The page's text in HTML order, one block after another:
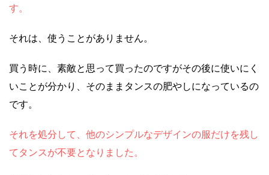
す。
それは、使うことがありません。
買う時に、素敵と思って買ったのですがその後に使いにく
いことが分かり、そのままタンスの肥やしになっているの
です。
それを処分して、他のシンプルなデザインの服だけを残し
てタンスが不要となりました。